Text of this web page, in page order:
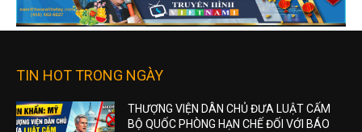
TIN HOT TRONG NGÀY
THƯỢNG VIỆN DÂN CHỦ ĐƯA LUẬT CẤM
BỘ QUỐC PHÒNG HẠN CHẾ ĐỐI VỚI BÁO